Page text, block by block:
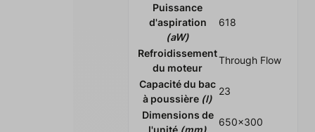
Puissance
d'aspiration
(aW)
618
Refroidissement
du moteur
Through Flow
Capacité du bac
à poussière (l)
23
Dimensions de
l'unité (mm)
650x300